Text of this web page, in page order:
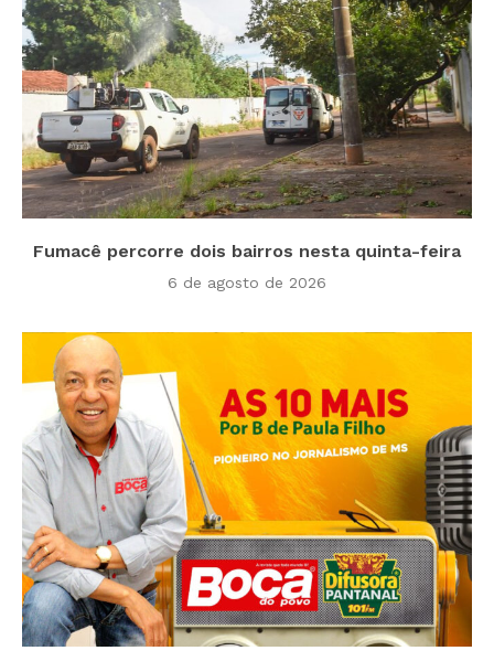
Fumacê percorre dois bairros nesta quinta-feira
6 de agosto de 2026